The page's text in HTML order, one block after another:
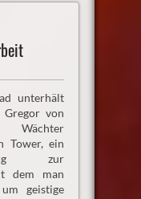
unterhält
von
Wächter
Tower, ein
zur
dem man
geistige